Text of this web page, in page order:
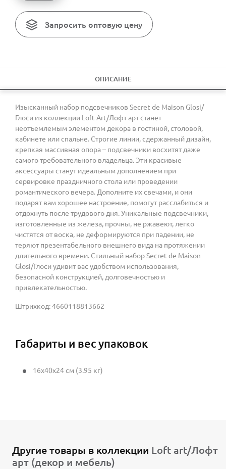
Запросить оптовую цену
ОПИСАНИЕ
Изысканный набор подсвечников Secret de Maison Glosi/
Глоси из коллекции Loft Art/Лофт арт станет
неотъемлемым элементом декора в гостиной, столовой,
кабинете или спальне. Строгие линии, сдержанный дизайн,
крепкая массивная опора – подсвечники восхитят даже
самого требовательного владельца. Эти красивые
аксессуары станут идеальным дополнением при
сервировке праздничного стола или проведении
романтического вечера. Дополните их свечами, и они
подарят вам хорошее настроение, помогут расслабиться и
отдохнуть после трудового дня. Уникальные подсвечники,
изготовленные из железа, прочны, не ржавеют, легко
чистятся от воска, не деформируются при падении, не
теряют презентабельного внешнего вида на протяжении
длительного времени. Стильный набор Secret de Maison
Glosi/Глоси удивит вас удобством использования,
безопасной конструкцией, долговечностью и
привлекательностью.
Штрихкод: 4660118813662
Габариты и вес упаковок
16x40x24 см (3.95 кг)
Другие товары в коллекции Loft art/Лофт
арт (декор и мебель)